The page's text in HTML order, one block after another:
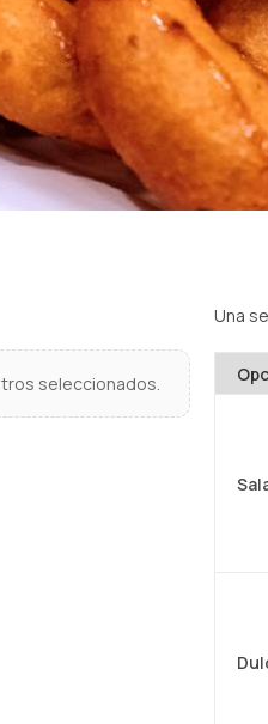
seleccionados.
Una